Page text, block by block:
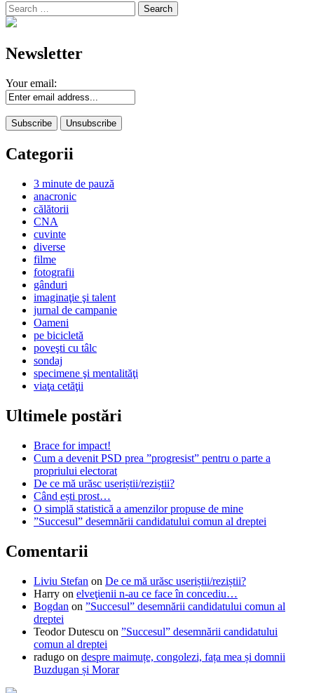
Search
for:
Newsletter
Your email:
Categorii
3 minute de pauză
anacronic
călătorii
CNA
cuvinte
diverse
filme
fotografii
gânduri
imaginaţie şi talent
jurnal de campanie
Oameni
pe bicicletă
poveşti cu tâlc
sondaj
specimene şi mentalităţi
viaţa cetăţii
Ultimele postări
Brace for impact!
Cum a devenit PSD prea ”progresist” pentru o parte a
propriului electorat
De ce mă urăsc useriștii/reziștii?
Când ești prost…
O simplă statistică a amenzilor propuse de mine
”Succesul” desemnării candidatului comun al dreptei
Comentarii
Liviu Stefan on De ce mă urăsc useriștii/reziștii?
Harry on elveţienii n-au ce face în concediu…
Bogdan on ”Succesul” desemnării candidatului comun al
dreptei
Teodor Dutescu on ”Succesul” desemnării candidatului
comun al dreptei
radugo on despre maimuțe, congolezi, fața mea și domnii
Buzdugan și Morar